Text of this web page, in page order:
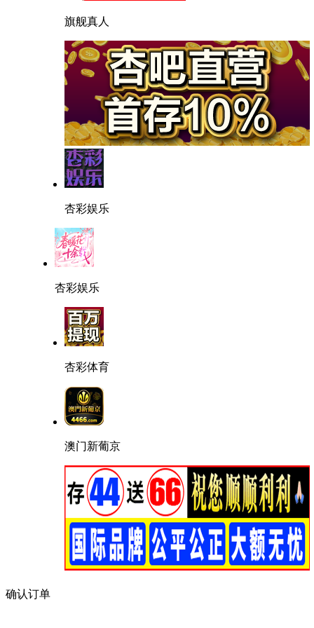
旗舰真人
杏彩娱乐
杏彩娱乐
杏彩体育
澳门新葡京
确认订单